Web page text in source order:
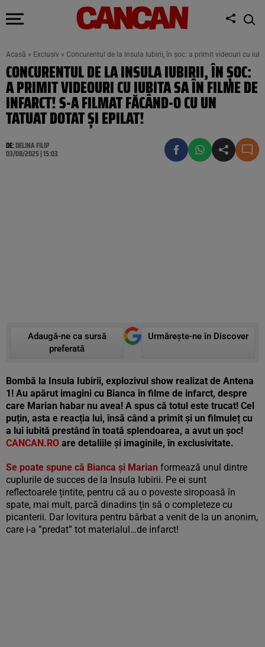
Acasă » Exclusiv » Concurentul de la Insula Iubirii, în șoc: a primit videouri cu
CONCURENTUL DE LA INSULA IUBIRII, ÎN ȘOC:
A PRIMIT VIDEOURI CU IUBITA SA ÎN FILME DE
INFARCT! S-A FILMAT FĂCÂND-O CU UN
TATUAT DOTAT ȘI EPILAT!
DE:DELINA FILIP
03/08/2025 | 15:03
Adaugă-ne ca sursă
preferată
Urmărește-ne în Discover
Bombă la Insula Iubirii, explozivul show realizat de Antena
1! Au apărut imagini cu Bianca în filme de infarct, despre
care Marian habar nu avea! A spus că totul este trucat! Cel
puțin, asta e reacția lui, însă când a primit și un filmuleț cu
a lui iubită prestând în toată splendoarea, a avut un șoc!
CANCAN.RO are detaliile și imaginile, în exclusivitate.
Se poate spune că Bianca și Marian formează unul dintre
cuplurile de succes de la Insula Iubirii. Pe ei sunt
reflectoarele țintite, pentru că au o poveste siropoasă în
spate, mai mult, parcă dinadins țin să o completeze cu
picanterii. Dar lovitura pentru bărbat a venit de la un anonim,
care i-a ”predat” tot materialul…de infarct!